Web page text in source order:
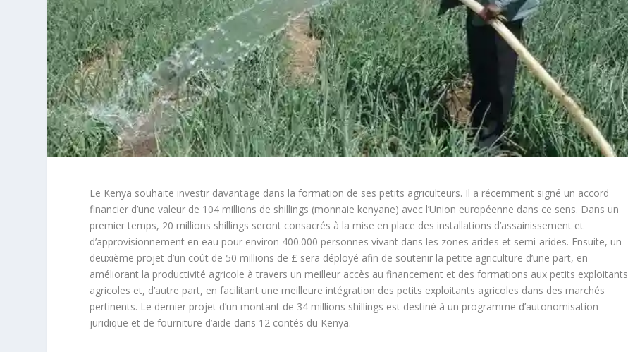
Le Kenya souhaite investir davantage dans la formation de ses petits agriculteurs. Il a récemment signé un accord
financier d’une valeur de 104 millions de shillings (monnaie kenyane) avec l’Union européenne dans ce sens. Dans un
premier temps, 20 millions shillings seront consacrés à la mise en place des installations d’assainissement et
d’approvisionnement en eau pour environ 400.000 personnes vivant dans les zones arides et semi-arides. Ensuite, un
deuxième projet d’un coût de 50 millions de £ sera déployé afin de soutenir la petite agriculture d’une part, en
améliorant la productivité agricole à travers un meilleur accès au financement et des formations aux petits exploitants
agricoles et, d’autre part, en facilitant une meilleure intégration des petits exploitants agricoles dans des marchés
pertinents. Le dernier projet d’un montant de 34 millions shillings est destiné à un programme d’autonomisation
juridique et de fourniture d’aide dans 12 contés du Kenya.